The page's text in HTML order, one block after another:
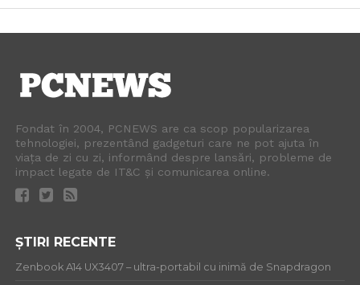
Fondat în 2004, PCNEWS are ca scop popularizarea
tehnologiei, prezentând gadgeturi care ne pot ajuta în
viața de zi cu zi, informând despre lansări, probleme de
impact legate de IT&C și comunicarea online.
ȘTIRI RECENTE
Zenbook A14 UX3407 – ultra-portabil cu inimă de Snapdragon